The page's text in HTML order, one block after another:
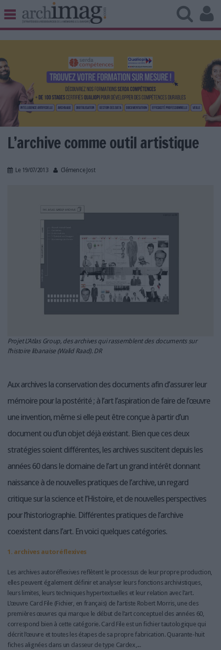
BIBLIOTHÈQUE ÉDITION
UNIVERS DATA
TRAVAIL COLLABORATIF
VIE NUMÉRIQUE
NUMÉRIQUE RESPONSABLE
LE MAGAZINE
LES BASES DE DONNÉES
L'ESPACE EMPLOI
L'ANNUAIRE DES ACTEURS
LES LIVRES BLANCS
L’archive comme outil artistique
Le 19/07/2013 Clémence Jost
Projet L’Atlas Group, des archives qui rassemblent des documents sur
l’histoire libanaise (Walid Raad). DR
Aux archives la conservation des documents afin d’assurer leur
mémoire pour la postérité ; à l’art l’aspiration de faire de l’œuvre
une invention, même si elle peut être conçue à partir d’un
document ou d’un objet déjà existant. Bien que ces deux
stratégies soient différentes, les archives suscitent depuis les
années 60 dans le domaine de l’art un grand intérêt donnant
naissance à de nouvelles pratiques de l’archive, un regard
critique sur la science et l’Histoire, et de nouvelles perspectives
pour l’historiographie. Différentes pratiques de l’archive
coexistent dans l’art. En voici quelques catégories.
1. archives autoréflexives
Les archives autoréflexives reflètent le processus de leur propre production,
elles peuvent également définir et analyser leurs fonctions archivistiques,
leurs limites, leurs techniques hypertextuelles et leur relation avec l’art.
L’œuvre Card File (Fichier, en français) de l’artiste Robert Morris, une des
premières œuvres qui marque le début de l’art conceptuel des années 60,
correspond bien à cette catégorie. Card File est un fichier tautologique qui
décrit l’œuvre et toutes les étapes de sa propre fabrication. Quarante-huit
fiches alignées dans un classeur de type Cardex,...